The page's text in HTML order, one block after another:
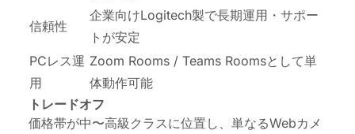
信頼性
企業向けLogitech製で長期運用・サポー
トが安定
PCレス運
用
Zoom Rooms / Teams Roomsとして単
体動作可能
トレードオフ
価格帯が中〜高級クラスに位置し、単なるWebカメ